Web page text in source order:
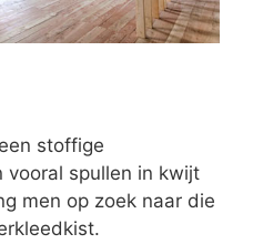
stoffige
vooral spullen in kwijt
men op zoek naar die